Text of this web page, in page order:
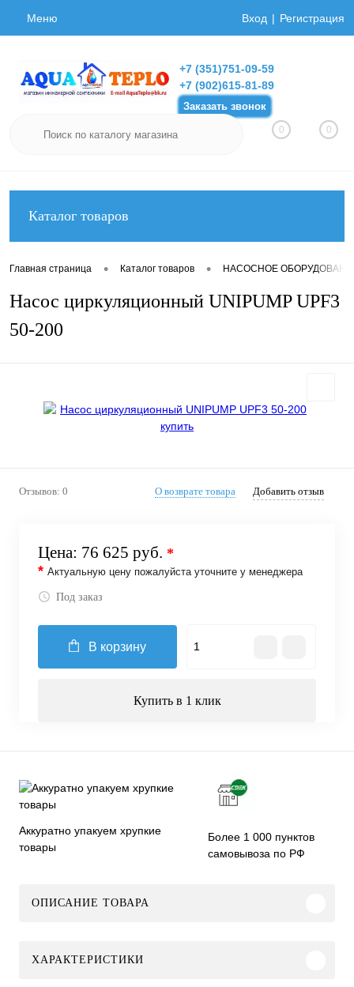
Меню Вход Регистрация
+7 (351)751-09-59
+7 (902)615-81-89
Заказать звонок
0 0
Каталог товаров
Главная страница • Каталог товаров • НАСОСНОЕ
Насос циркуляционный UNIPUMP UPF3
50-200
Отзывов: 0 О возврате товара Добавить отзыв
Цена: 76 625 руб. *
* Актуальную цену пожалуйста уточните у менеджера
Под заказ
В корзину
Купить в 1 клик
Аккуратно упакуем хрупкие
товары
Более 1 000 пунктов
самовывоза по РФ
ОПИСАНИЕ ТОВАРА
ХАРАКТЕРИСТИКИ